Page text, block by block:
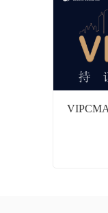
同等学力申硕
统招专升本